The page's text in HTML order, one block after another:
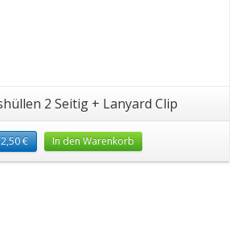
2 Seitig + Lanyard Clip
€ In den Warenkorb